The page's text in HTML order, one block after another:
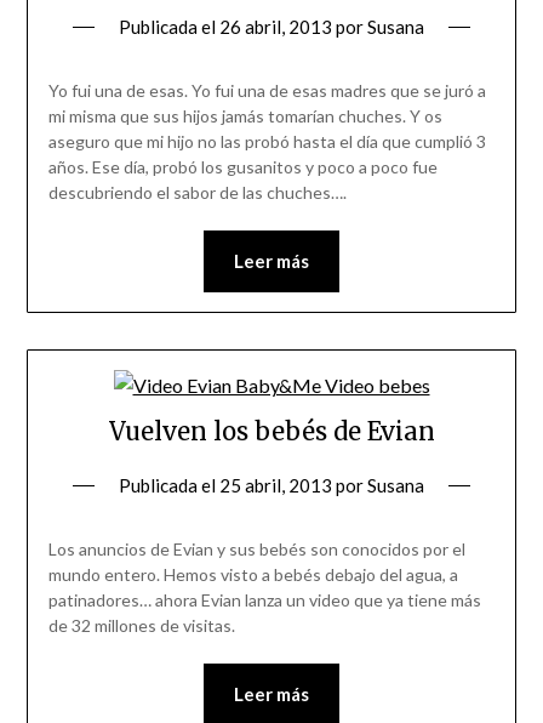
Publicada el 26 abril, 2013 porSusana
Yo fui una de esas. Yo fui una de esas madres que se juró a
mi misma que sus hijos jamás tomarían chuches. Y os
aseguro que mi hijo no las probó hasta el día que cumplió 3
años. Ese día, probó los gusanitos y poco a poco fue
descubriendo el sabor de las chuches….
Leer más
Vuelven los bebés de Evian
Publicada el 25 abril, 2013 porSusana
Los anuncios de Evian y sus bebés son conocidos por el
mundo entero. Hemos visto a bebés debajo del agua, a
patinadores… ahora Evian lanza un video que ya tiene más
de 32 millones de visitas.
Leer más